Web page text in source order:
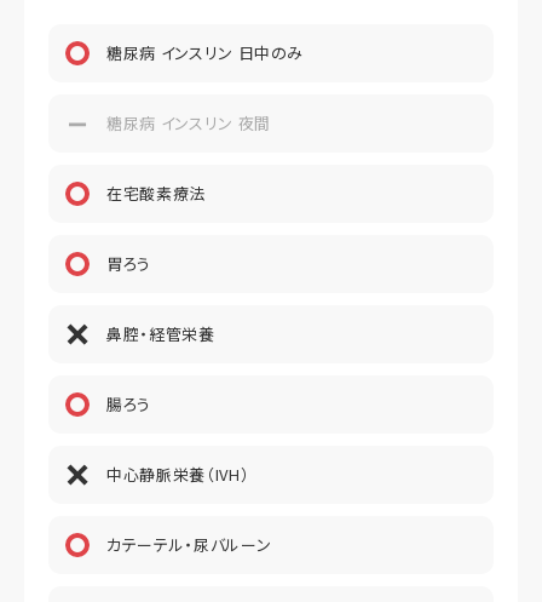
糖尿病 インスリン 日中のみ
糖尿病 インスリン 夜間
在宅酸素療法
胃ろう
鼻腔・経管栄養
腸ろう
中心静脈栄養（IVH）
カテーテル・尿バルーン